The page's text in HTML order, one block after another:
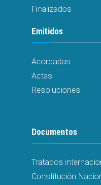
Finalizados
Emitidos
Acordadas
Actas
Resoluciones
Documentos
Tratados
Constitución